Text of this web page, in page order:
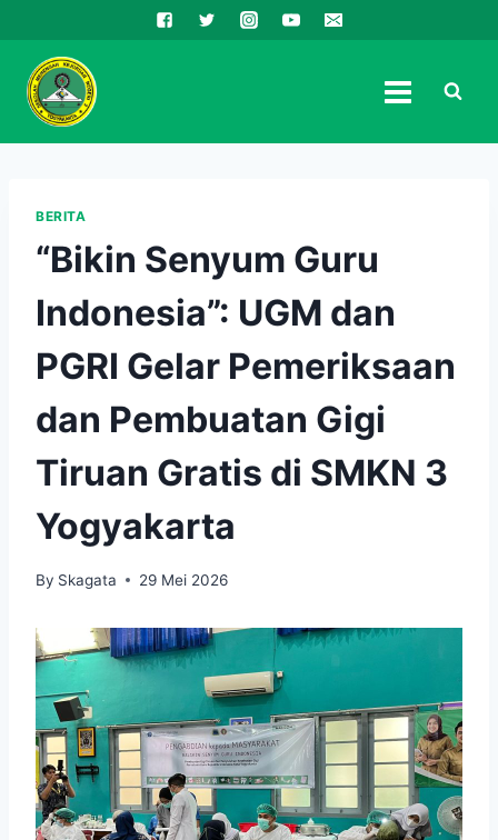
to
content
BERITA
“Bikin Senyum Guru
Indonesia”: UGM dan
PGRI Gelar Pemeriksaan
dan Pembuatan Gigi
Tiruan Gratis di SMKN 3
Yogyakarta
By Skagata 29 Mei 2026